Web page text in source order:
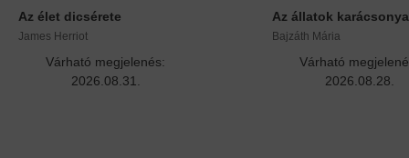
Az élet dicsérete
James Herriot
Várható megjelenés:
2026.08.31.
Az állatok
Bajzáth Mária
Várható
2026.08.28.